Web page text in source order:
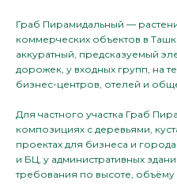
Граб Пирамидальный —
коммерческих объектов в
аккуратный, предсказуемый
дорожек, у входных групп, на
бизнес-центров, отелей и
Для частного участка Граб
композициях с деревьями,
проектах для бизнеса и
и БЦ, у административных
требования по высоте,